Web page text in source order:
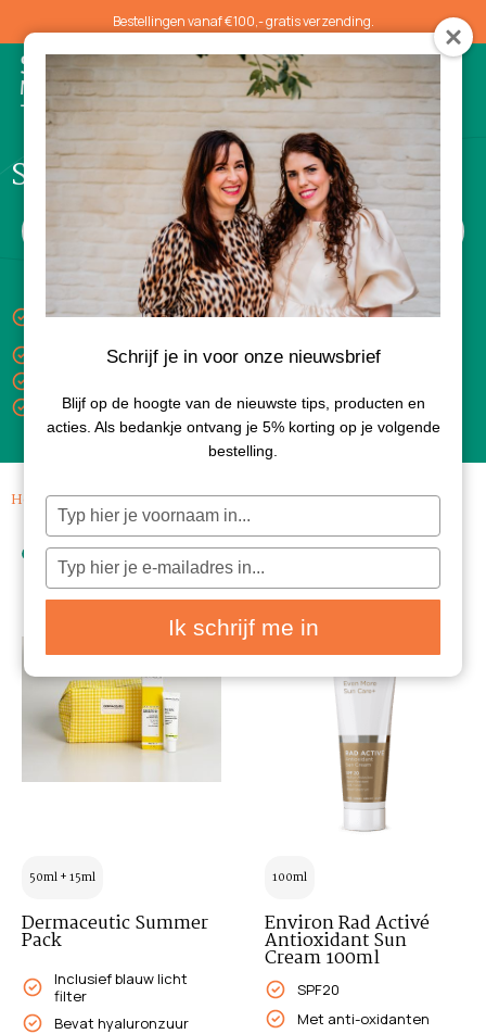
Bestellingen vanaf €100,- gratis verzending.
0
Suncare
Keuze uit gratis luxe sample bij aankoop van 3
Gratis verzending vanaf €100,-
Bezorgd met PostNL
Home/ Suncare
Nieuw
50ml + 15ml
Dermaceutic Summer
Pack
Inclusief blauw licht
filter
Bevat hyaluronzuur
100ml
Environ Rad Activé
Antioxidant Sun
Cream 100ml
SPF20
Met anti-oxidanten
Schrijf je in voor onze nieuwsbrief
Blijf op de hoogte van de nieuwste tips, producten en
acties. Als bedankje ontvang je 5% korting op je volgende
bestelling.
Typ
naam
in
Typ
e-
mailadres
Ik schrijf me in